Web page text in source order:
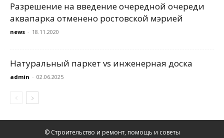
Разрешение на введение очередной очереди
аквапарка отменено ростовской мэрией
news - 18.11.2020
Натуральный паркет vs инженерная доска
admin - 02.06.2025
© Строительство и ремонт, помощь и советы